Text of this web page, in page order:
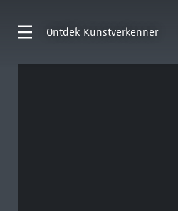
Ontdek Kunstverkenner